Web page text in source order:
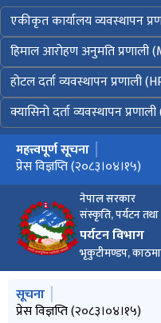
एकीकृत कार्यालय व्यवस्थापन
हिमाल आरोहण अनुमति प्रणाली
होटल दर्ता व्यवस्थापन प्रणाली
क्यासिनो दर्ता व्यवस्थापन
नेपाल सरकार
संस्कृति, पर्यटन तथा
पर्यटन विभाग
भृकुटीमण्डप,
मुख्य नेभिगेसनमा जानुहोस्
महत्त्वपूर्ण सूचना
MOUNTAINEERING IN
प्रेस विज्ञप्ति (२०८३।०४।१५)
विवरण भर्ने बारे अत्यन्त जरुरी
मुख्य नेभिगेसनमा जानुहोस्
सूचना
MOUNTAINEERING IN
प्रेस विज्ञप्ति (२०८३।०४।१५)
ईजाजत नलिई साहसिक तथा
विवरण भर्ने बारे अत्यन्त जरुरी
साहसिक तथा मनोरञ्जनात्मक खेल